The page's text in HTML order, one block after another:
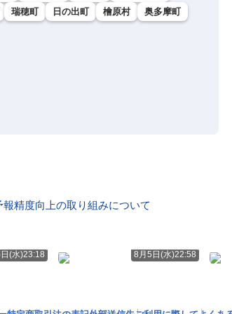
瑞穂町 日の出町 檜原村 奥多摩町
報精度向上の取り組みについて
(水)23:18 8月5日(水)22:58